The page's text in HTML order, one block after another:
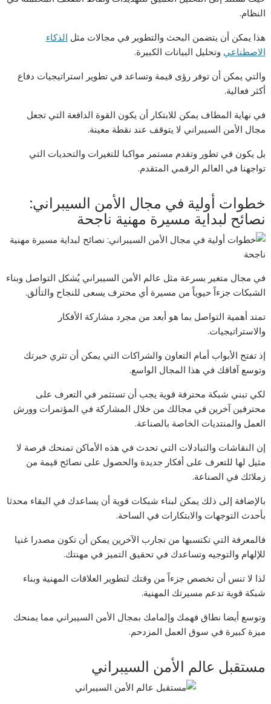
النظام.
هذا يمكن أن يتضمن البحث والتطوير في مجالات مثل الذكاء
الاصطناعي وتحليل البيانات الكبيرة.
والتي يمكن أن توفر رؤى قيمة وتساعد في تطوير استراتيجيات دفاع
أكثر فعالية.
في نهاية المطاف يمكن للابتكار أن يكون القوة الدافعة التي تجعل
مجال الأمن السيبراني لا يتوقف عند نقطة معينة.
بل يكون في تطور وتقدم مستمر مواكبا للتغيرات والتحديات التي
تواجهنا في العالم الرقمي المتقدم.
خطوات أولية في مجال الأمن السيبراني:
نصائح لبداية مسيرة مهنية ناجحة
في مجال متغير بسرعة مثل عالم الأمن السيبراني يُشكل التواصل وبناء
الشبكات جزءاً حيوياً من مسيرة أي محترف يسعى للنجاح والتألق.
تمتد أهمية التواصل بما هو أبعد من مجرد مشاركة الأفكار
والاستراتيجيات.
إذ تفتح الأبواب أمام التعاون والشراكات التي يمكن أن تثري خبرتك
وتوسع آفاقك في هذا المجال الواسع.
لكي تبني شبكة محترفة قوية يجب أن تستثمر في التعرف على
محترفين آخرين في مجالك من خلال المشاركة في المؤتمرات وورش
العمل والمنتديات الخاصة بالصناعة.
إن النقاشات والتبادلات التي تحدث في هذه الأماكن تمنحك فرصة لا
مثيل لها للتعرف على أفكار جديدة والحصول على نصائح قيمة من
زملائك في الصناعة.
بالإضافة إلى ذلك يمكن لبناء شبكات قوية أن يساعدك في البقاء محدثا
بأحدث التوجهات والابتكارات في الساحة.
فالمعرفة التي تكتسبها من تجارب الآخرين يمكن أن تكون مصدرا غنيا
للإلهام والتوجيه وتساعدك في تحقيق التميز في مهنتك.
لذا لا تنس أن تخصص جزءاً من وقتك لتطوير العلاقات المهنية وبناء
شبكة قوية تدعم مسيرتك المهنية.
وتوسع أيضا نطاق فهمك وإلمامك بمجال الأمن السيبراني مما يمنحك
ميزة كبيرة في سوق العمل المزدحم.
مستقبل عالم الأمن السيبراني